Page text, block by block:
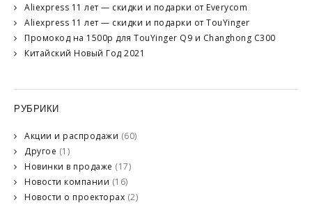
Aliexpress 11 лет — скидки и подарки от Everycom
Aliexpress 11 лет — скидки и подарки от TouYinger
Промокод на 1500р для TouYinger Q9 и Changhong C300
Китайский Новый Год 2021
РУБРИКИ
Акции и распродажи (60)
Другое (1)
Новинки в продаже (17)
Новости компании (16)
Новости о проекторах (2)